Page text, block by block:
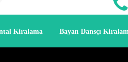
Kiralama Bayan Dansçı